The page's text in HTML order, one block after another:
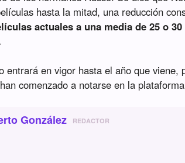
hasta la mitad, una reducción
actuales a una media de 25 o
entrará en vigor hasta el año que
comenzado a notarse en la
González REDACTOR